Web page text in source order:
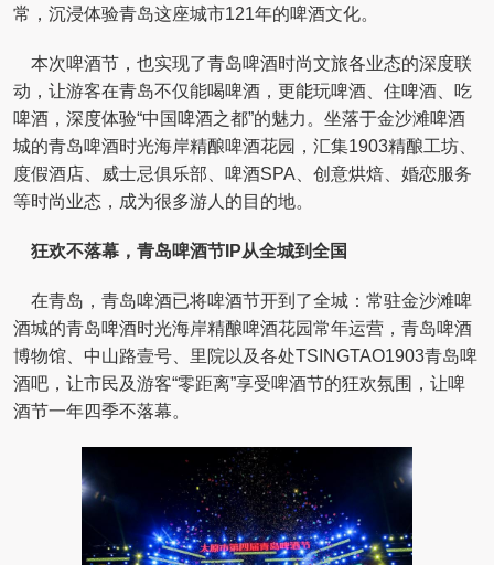
常，沉浸体验青岛这座城市121年的啤酒文化。
本次啤酒节，也实现了青岛啤酒时尚文旅各业态的深度联
动，让游客在青岛不仅能喝啤酒，更能玩啤酒、住啤酒、吃
啤酒，深度体验“中国啤酒之都”的魅力。坐落于金沙滩啤酒
城的青岛啤酒时光海岸精酿啤酒花园，汇集1903精酿工坊、
度假酒店、威士忌俱乐部、啤酒SPA、创意烘焙、婚恋服务
等时尚业态，成为很多游人的目的地。
狂欢不落幕，青岛啤酒节IP从全城到全国
在青岛，青岛啤酒已将啤酒节开到了全城：常驻金沙滩啤
酒城的青岛啤酒时光海岸精酿啤酒花园常年运营，青岛啤酒
博物馆、中山路壹号、里院以及各处TSINGTAO1903青岛啤
酒吧，让市民及游客“零距离”享受啤酒节的狂欢氛围，让啤
酒节一年四季不落幕。